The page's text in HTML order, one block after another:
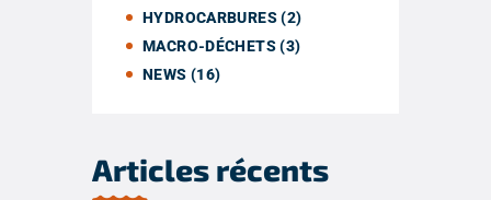
HYDROCARBURES(2)
MACRO-DÉCHETS(3)
NEWS (16)
Articles récents